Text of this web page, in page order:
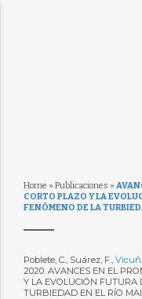
Home » Publicaciones »
CORTO PLAZO Y LA
FENÓMENO DE LA
Poblete, C., Suárez, F.,
2020. AVANCES EN EL
Y LA EVOLUCIÓN FUTURA
TURBIEDAD EN EL RÍO